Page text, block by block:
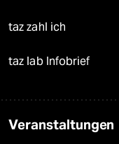
taz zahl ich
taz lab Infobrief
Veranstaltungen